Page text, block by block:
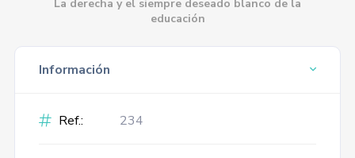
La derecha y el siempre deseado blanco de la
educación
Información
Ref.: 234